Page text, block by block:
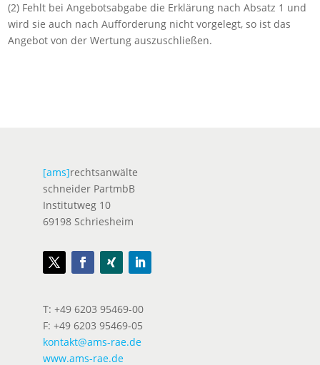
(2) Fehlt bei Angebotsabgabe die Erklärung nach Absatz 1 und
wird sie auch nach Aufforderung nicht vorgelegt, so ist das
Angebot von der Wertung auszuschließen.
[ams]rechtsanwälte
schneider PartmbB
Institutweg 10
69198 Schriesheim
T: +49 6203 95469-00
F: +49 6203 95469-05
kontakt@ams-rae.de
www.ams-rae.de